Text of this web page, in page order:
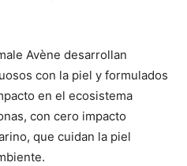
Avène desarrollan
con la piel y formulados
en el ecosistema
con cero impacto
que cuidan la piel